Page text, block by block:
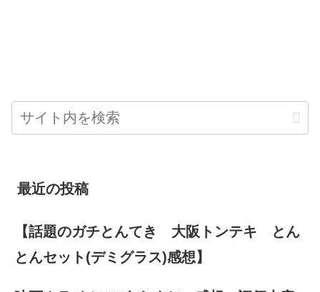
最近の投稿
【話題のガチとんてき 大阪トンテキ とん
とんセット(デミグラス)感想】